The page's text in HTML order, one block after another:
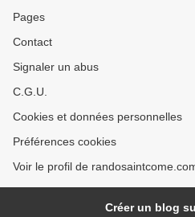
Pages
Contact
Signaler un abus
C.G.U.
Cookies et données personnelles
Préférences cookies
Voir le profil de
Créer un blog